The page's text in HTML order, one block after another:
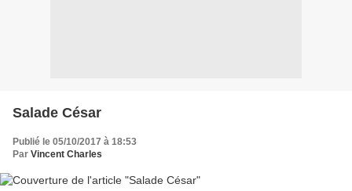
Salade César
Publié le 05/10/2017 à 18:53
Par Vincent Charles